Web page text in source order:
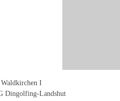
I
Dingolfing-Landshut